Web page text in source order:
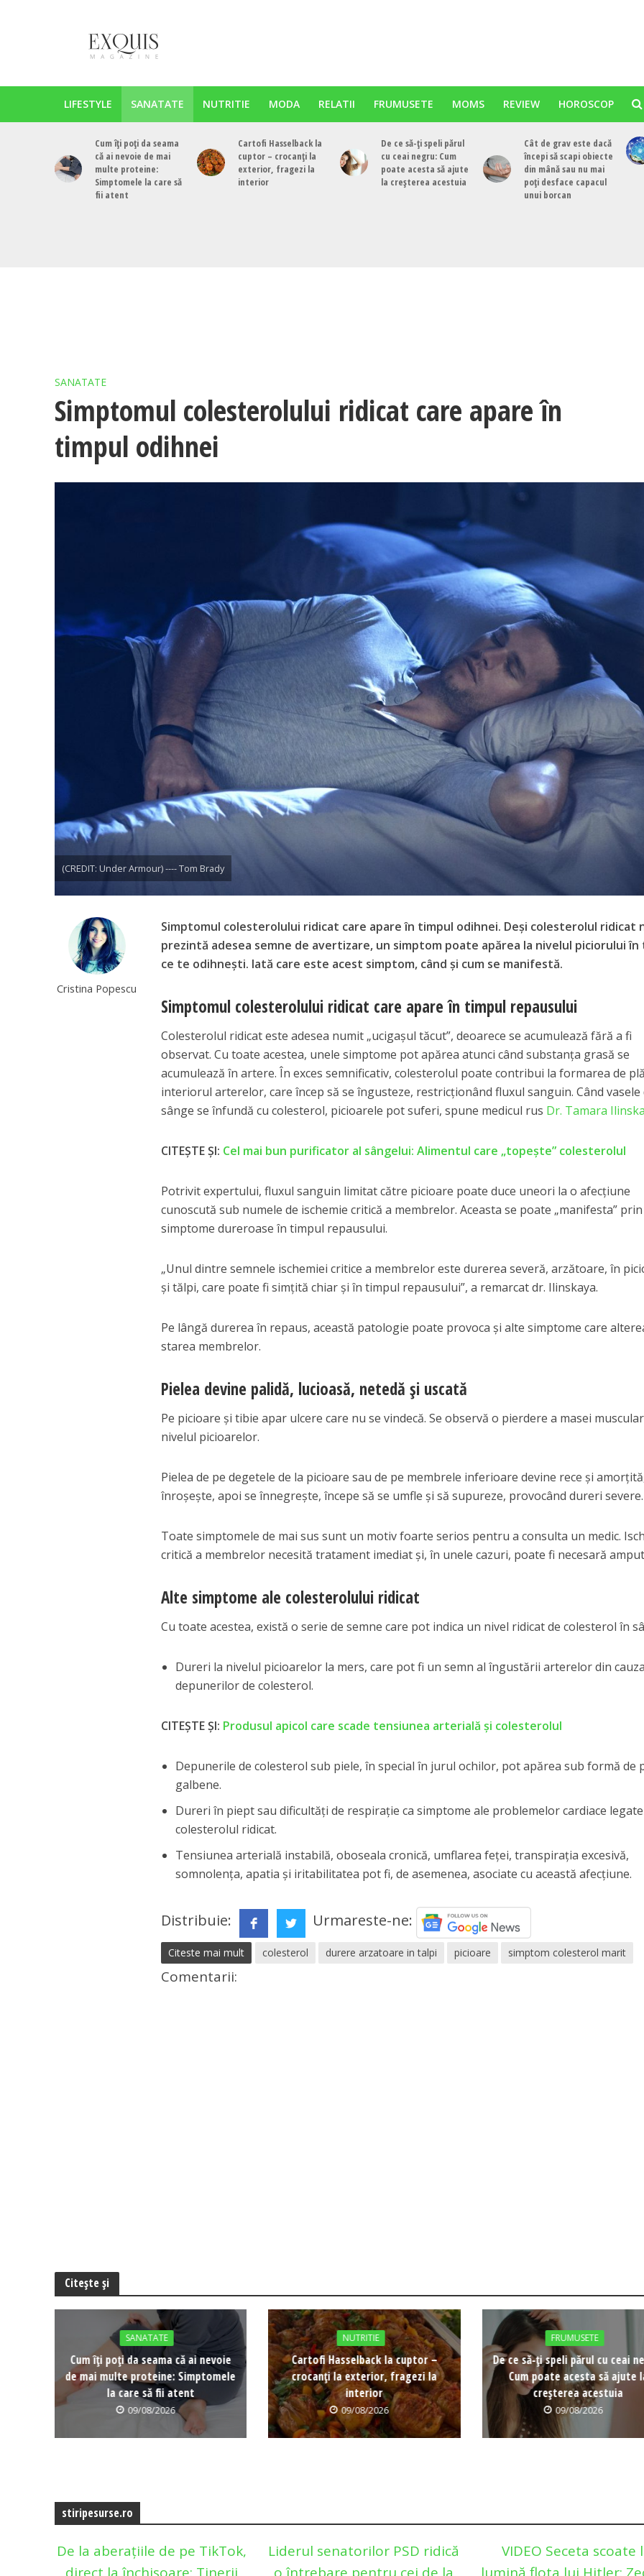
LIFESTYLE SANATATE NUTRITIE MODA RELATII FRUMUSETE MOMS REVIEW HOROSCOP
Cum îți poți da seama
că ai nevoie de mai
multe proteine:
Simptomele la care să
fii atent
Cartofi Hasselback la
cuptor – crocanți la
exterior, fragezi la
interior
De ce să-ți speli părul
cu ceai negru: Cum
poate acesta să ajute
la creșterea acestuia
Cât de grav este dacă
începi să scapi obiecte
din mână sau nu mai
poți desface capacul
unui borcan
SANATATE
Simptomul colesterolului ridicat care apare în
timpul odihnei
(CREDIT: Under Armour) ---- Tom Brady
Cristina Popescu
Simptomul colesterolului ridicat care apare în timpul odihnei. Deși colesterolul ridicat
prezintă adesea semne de avertizare, un simptom poate apărea la nivelul piciorului în
ce te odihnești. Iată care este acest simptom, când și cum se manifestă.
Simptomul colesterolului ridicat care apare în timpul repausului
Colesterolul ridicat este adesea numit „ucigașul tăcut”, deoarece se acumulează fără a fi
observat. Cu toate acestea, unele simptome pot apărea atunci când substanța grasă se
acumulează în artere. În exces semnificativ, colesterolul poate contribui la formarea de
interiorul arterelor, care încep să se îngusteze, restricționând fluxul sanguin. Când vasele
sânge se înfundă cu colesterol, picioarele pot suferi, spune medicul rus Dr. Tamara
CITEȘTE ȘI: Cel mai bun purificator al sângelui: Alimentul care „topește” colesterolul
Potrivit expertului, fluxul sanguin limitat către picioare poate duce uneori la o afecțiune
cunoscută sub numele de ischemie critică a membrelor. Aceasta se poate „manifesta” prin
simptome dureroase în timpul repausului.
„Unul dintre semnele ischemiei critice a membrelor este durerea severă, arzătoare, în
și tălpi, care poate fi simțită chiar și în timpul repausului”, a remarcat dr. Ilinskaya.
Pe lângă durerea în repaus, această patologie poate provoca și alte simptome care
starea membrelor.
Pielea devine palidă, lucioasă, netedă și uscată
Pe picioare și tibie apar ulcere care nu se vindecă. Se observă o pierdere a masei
nivelul picioarelor.
Pielea de pe degetele de la picioare sau de pe membrele inferioare devine rece și
înroșește, apoi se înnegrește, începe să se umfle și să supureze, provocând dureri severe.
Toate simptomele de mai sus sunt un motiv foarte serios pentru a consulta un medic.
critică a membrelor necesită tratament imediat și, în unele cazuri, poate fi necesară
Alte simptome ale colesterolului ridicat
Cu toate acestea, există o serie de semne care pot indica un nivel ridicat de colesterol în
Dureri la nivelul picioarelor la mers, care pot fi un semn al îngustării arterelor din cauza
depunerilor de colesterol.
CITEȘTE ȘI: Produsul apicol care scade tensiunea arterială și colesterolul
Depunerile de colesterol sub piele, în special în jurul ochilor, pot apărea sub formă de
galbene.
Dureri în piept sau dificultăți de respirație ca simptome ale problemelor cardiace
colesterolul ridicat.
Tensiunea arterială instabilă, oboseala cronică, umflarea feței, transpirația excesivă,
somnolența, apatia și iritabilitatea pot fi, de asemenea, asociate cu această afecțiune.
Distribuie: Urmareste-ne:
Citeste mai mult colesterol durere arzatoare in talpi picioare simptom colesterol marit
Comentarii:
Citește și
SANATATE
Cum îți poți da seama că ai nevoie
de mai multe proteine: Simptomele
la care să fii atent
09/08/2026
NUTRITIE
Cartofi Hasselback la cuptor –
crocanți la exterior, fragezi la
interior
09/08/2026
FRUMUSETE
De ce să-ți speli părul cu ceai
Cum poate acesta să ajute
creșterea acestuia
09/08/2026
stiripesurse.ro
De la aberațiile de pe TikTok,
Liderul senatorilor PSD ridică
VIDEO Seceta scoate